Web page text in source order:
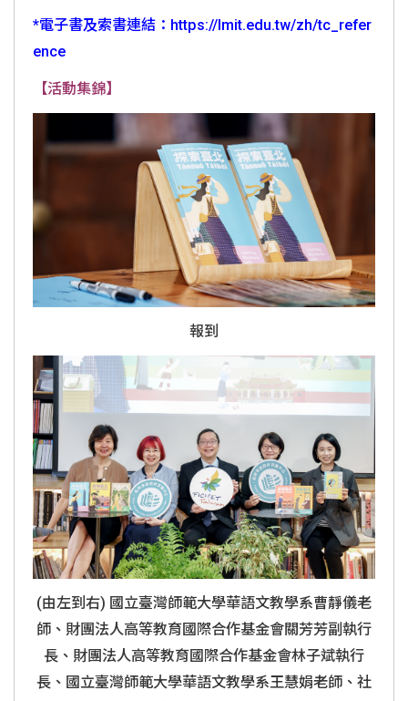
*電子書及索書連結： https://lmit.edu.tw/zh/tc_refer
ence
【活動集錦】
報到
(由左到右) 國立臺灣師範大學華語文教學系曹靜儀老
師、財團法人高等教育國際合作基金會關芳芳副執行
長、財團法人高等教育國際合作基金會林子斌執行
長、國立臺灣師範大學華語文教學系王慧娟老師、社